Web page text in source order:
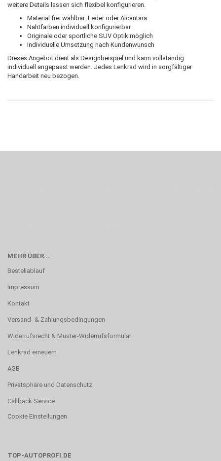
weitere Details lassen sich flexibel konfigurieren.
Material frei wählbar: Leder oder Alcantara
Nahtfarben individuell konfigurierbar
Originale oder sportliche SUV Optik möglich
Individuelle Umsetzung nach Kundenwunsch
Dieses Angebot dient als Designbeispiel und kann vollständig
individuell angepasst werden. Jedes Lenkrad wird in sorgfältiger
Handarbeit neu bezogen.
MEHR ÜBER...
Bestellablauf
Impressum
Kontakt
Versand- & Zahlungsbedingungen
Widerrufsrecht & Muster-Widerrufsformular
Lenkrad erneuern
AGB
Privatsphäre und Datenschutz
Callback Service
Cookie Einstellungen
TOP-AUTOPROFI.DE